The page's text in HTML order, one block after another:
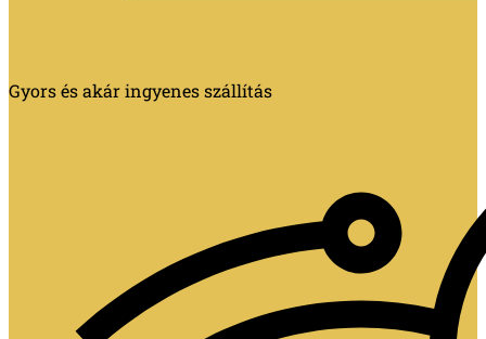
Gyors és akár ingyenes szállítás